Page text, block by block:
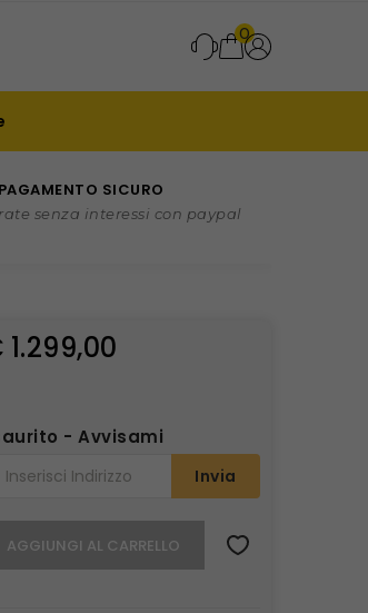
0
PAGAMENTO SICURO
senza interessi con paypal
- Avvisami
Invia
AGGIUNGI AL CARRELLO